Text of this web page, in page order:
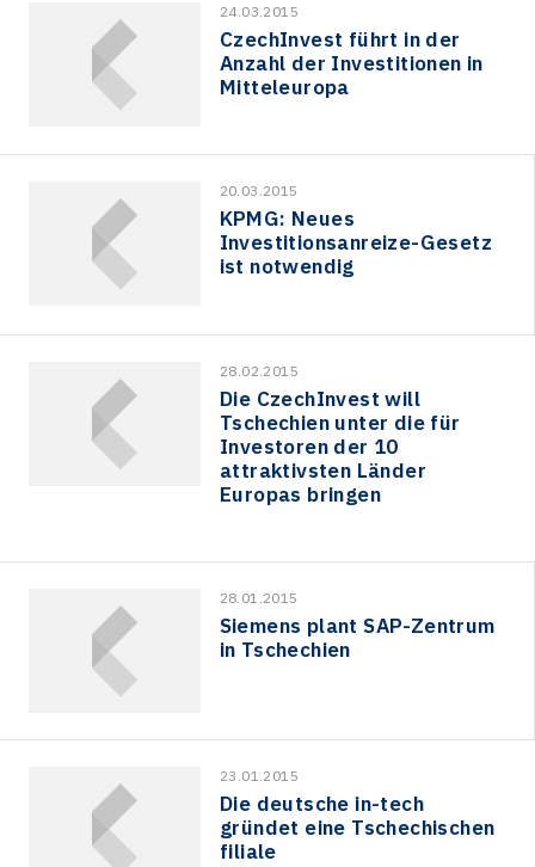
24.03.2015
CzechInvest führt in der
Anzahl der Investitionen in
Mitteleuropa
20.03.2015
KPMG: Neues
Investitionsanreize-Gesetz
ist notwendig
28.02.2015
Die CzechInvest will
Tschechien unter die für
Investoren der 10
attraktivsten Länder
Europas bringen
28.01.2015
Siemens plant SAP-Zentrum
in Tschechien
23.01.2015
Die deutsche in-tech
gründet eine Tschechischen
filiale